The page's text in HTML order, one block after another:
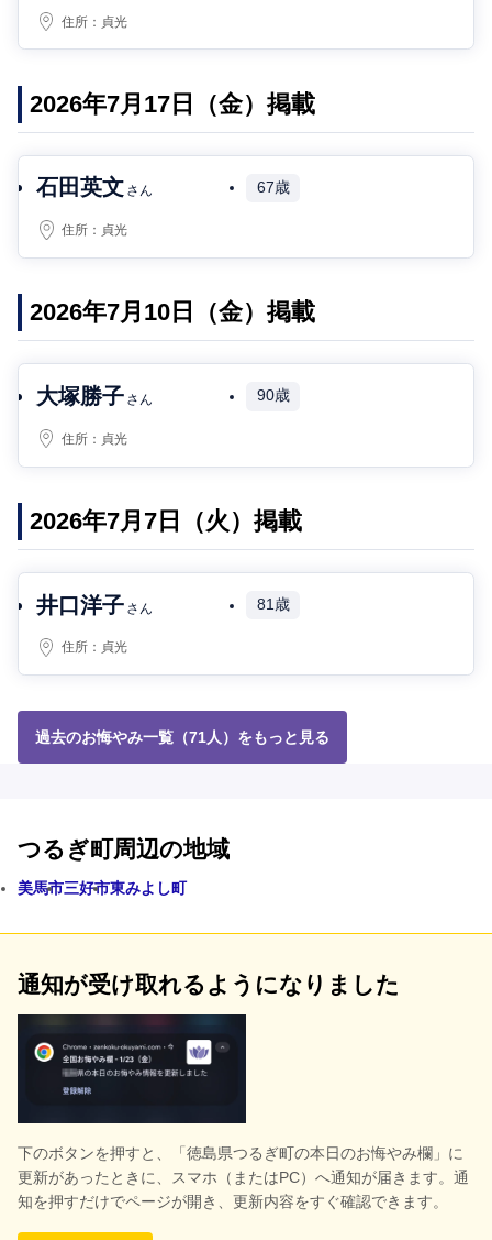
住所： 貞光
2026年7月17日（金）掲載
石田英文 さん 67歳
住所： 貞光
2026年7月10日（金）掲載
大塚勝子 さん 90歳
住所： 貞光
2026年7月7日（火）掲載
井口洋子 さん 81歳
住所： 貞光
過去のお悔やみ一覧（71人）をもっと見る
つるぎ町周辺の地域
美馬市三好市東みよし町
通知が受け取れるようになりました
下のボタンを押すと、
「徳島県つるぎ町の本日のお悔やみ欄」に
更新があったときに、スマホ（またはPC）へ通知が届きます。通
知を押すだけでページが開き、更新内容をすぐ確認できます。